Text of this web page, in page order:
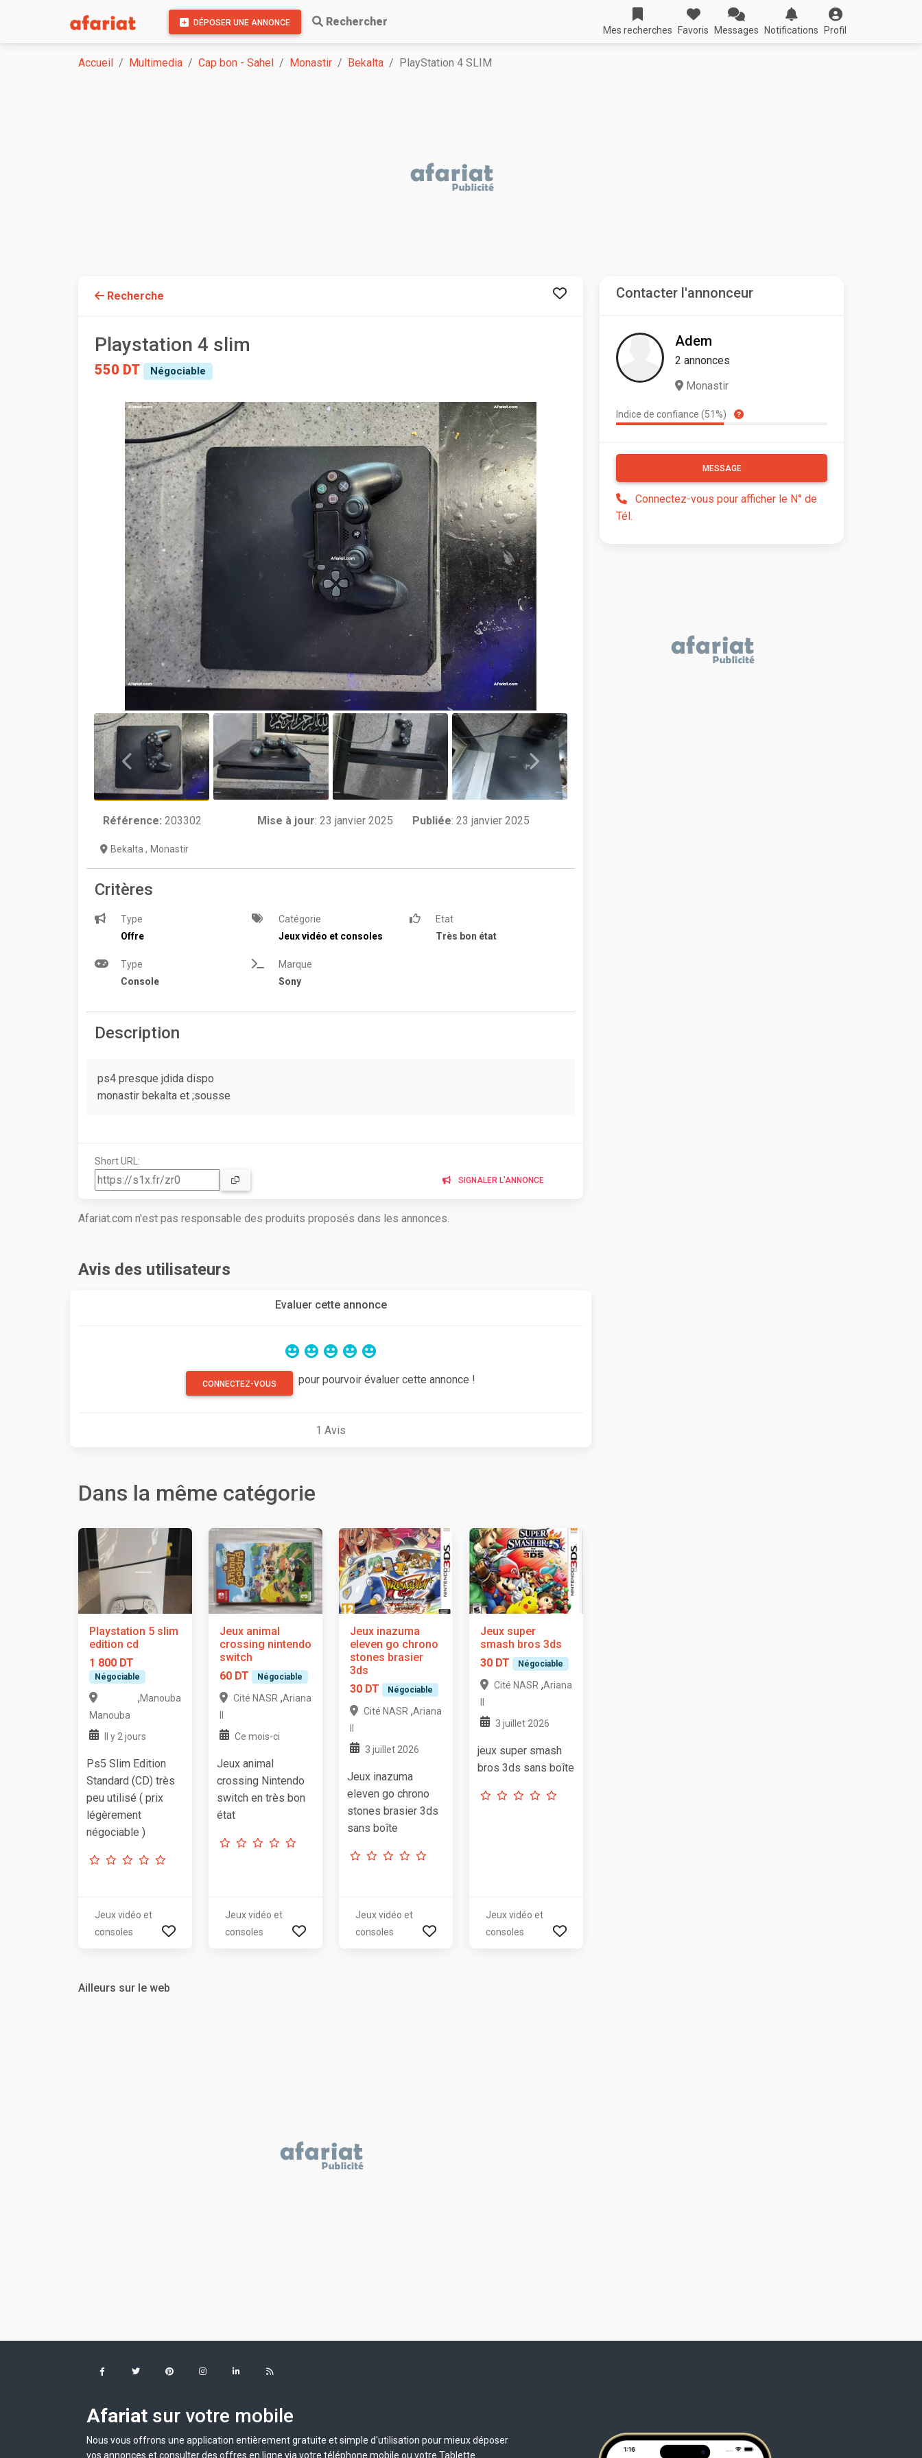
DÉPOSER UNE ANNONCE Rechercher
Mes recherches Favoris Messages Notifications Profil
Accueil Multimedia Cap bon - Sahel Monastir Bekalta PlayStation 4 SLIM
Recherche
Playstation 4 slim
550 DT Négociable
Référence: 203302 Mise à jour:23 janvier 2025 Publiée: 23 janvier 2025
Bekalta , Monastir
Critères
Type
Offre
Catégorie
Jeux vidéo et consoles
Etat
Très bon état
Type
Console
Marque
Sony
Description
ps4 presque jdida dispo
monastir bekalta et ;sousse
Short URL:
SIGNALER L'ANNONCE
Afariat.com n'est pas responsable des produits proposés dans les annonces.
Avis des utilisateurs
Evaluer cette annonce
CONNECTEZ-VOUS pour pourvoir évaluer cette annonce !
1 Avis
Dans la même catégorie
Playstation 5 slim
edition cd
1 800 DT
Négociable
Manouba
,Manouba
Il y 2 jours
Ps5 Slim Edition
Standard (CD) très
peu utilisé ( prix
légèrement
négociable )
Jeux vidéo et
consoles
Jeux animal
crossing nintendo
switch
60 DT
Négociable
Cité NASR ,Ariana
Ce mois-ci
Jeux animal
crossing Nintendo
switch en très bon
état
Jeux vidéo et
consoles
Jeux inazuma
eleven go chrono
stones brasier
3ds
30 DT
Négociable
Cité NASR ,Ariana
3 juillet 2026
Jeux inazuma
eleven go chrono
stones brasier 3ds
sans boîte
Jeux vidéo et
consoles
Jeux super
smash bros 3ds
30 DT
Négociable
Cité NASR ,Ariana
3 juillet 2026
jeux super smash
bros 3ds sans boîte
Jeux vidéo et
consoles
Ailleurs sur le web
Contacter l'annonceur
Adem
2 annonces
Monastir
Indice de confiance (51%)
MESSAGE
Connectez-vous pour afficher le N° de
Tél.
Afariat sur votre mobile
Nous vous offrons une application entièrement gratuite et simple d'utilisation pour mieux déposer
vos annonces et consulter des offres en ligne via votre téléphone mobile ou votre Tablette.